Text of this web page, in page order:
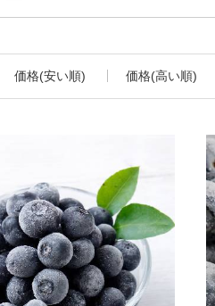
価格(安い順) 価格(高い順)